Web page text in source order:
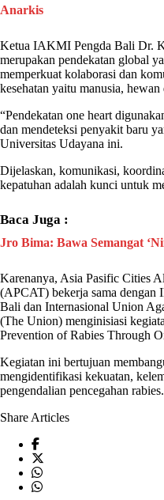
Anarkis
Ketua IAKMI Pengda Bali Dr.
merupakan pendekatan global
memperkuat kolaborasi dan
kesehatan yaitu manusia,
“Pendekatan one heart
dan mendeteksi penyakit baru
Universitas Udayana ini.
Dijelaskan, komunikasi,
kepatuhan adalah kunci untuk
Baca Juga :
Jro Bima: Bawa Semangat
Karenanya, Asia Pasific Cities
(APCAT) bekerja sama dengan
Bali dan Internasional Union
(The Union) menginisiasi
Prevention ofRabies Through
Kegiatan ini bertujuan
mengidentifikasi kekuatan,
pengendalian pencegahan rabies
Share Articles